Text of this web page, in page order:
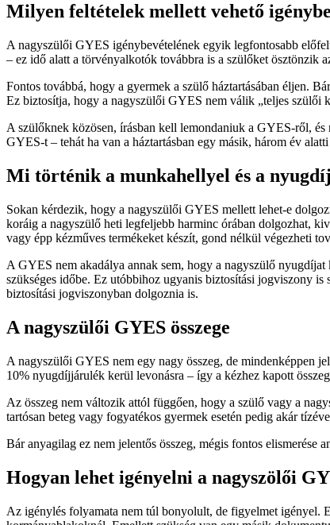
Milyen feltételek mellett vehető
A nagyszülői GYES igénybevételének egyik legfontosabb
– ez idő alatt a törvényalkotók továbbra is a szülőket ösztönzik
Fontos továbbá, hogy a gyermek a szülő háztartásában éljen.
Ez biztosítja, hogy a nagyszülői GYES nem válik „teljes szülői
A szülőknek közösen, írásban kell lemondaniuk a GYES-ről,
GYES-t – tehát ha van a háztartásban egy másik, három év
Mi történik a munkahellyel és a
Sokan kérdezik, hogy a nagyszülői GYES mellett lehet-e
koráig a nagyszülő heti legfeljebb harminc órában dolgozhat,
vagy épp kézműves termékeket készít, gond nélkül végezheti
A GYES nem akadálya annak sem, hogy a nagyszülő
szükséges időbe. Ez utóbbihoz ugyanis biztosítási jogviszony
biztosítási jogviszonyban dolgoznia is.
A nagyszülői GYES összege
A nagyszülői GYES nem egy nagy összeg, de mindenképpen
10% nyugdíjjárulék kerül levonásra – így a kézhez kapott
Az összeg nem változik attól függően, hogy a szülő vagy a
tartósan beteg vagy fogyatékos gyermek esetén pedig akár
Bár anyagilag ez nem jelentős összeg, mégis fontos elismerése
Hogyan lehet igényelni a nagyszölői
Az igénylés folyamata nem túl bonyolult, de figyelmet igényel.